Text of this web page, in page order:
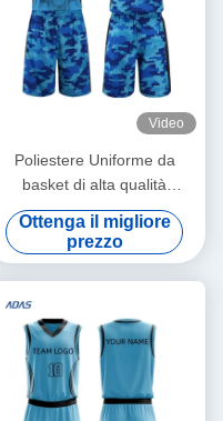
Video
Poliestere Uniforme da
basket di alta qualità
Uniforme da basket da uomo
OEM Serviziato
Ottenga il migliore
prezzo